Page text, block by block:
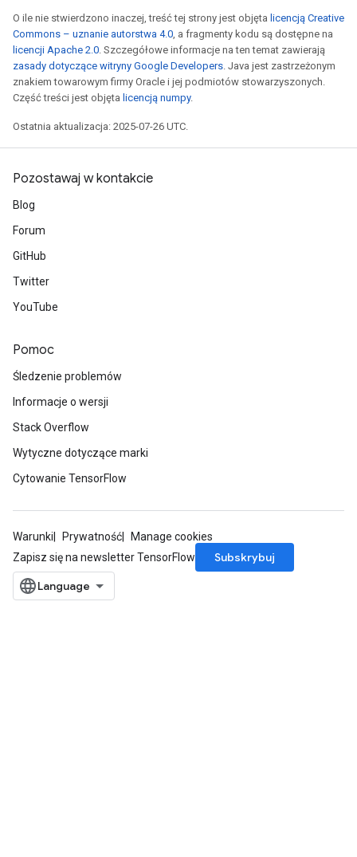
O ile nie stwierdzono inaczej, treść tej strony jest objęta licencją Creative
Commons – uznanie autorstwa 4.0, a fragmenty kodu są dostępne na
licencji Apache 2.0. Szczegółowe informacje na ten temat zawierają
zasady dotyczące witryny Google Developers. Java jest zastrzeżonym
znakiem towarowym firmy Oracle i jej podmiotów stowarzyszonych.
Część treści jest objęta licencją numpy.
Ostatnia aktualizacja: 2025-07-26 UTC.
Pozostawaj w kontakcie
Blog
Forum
GitHub
Twitter
YouTube
Pomoc
Śledzenie problemów
Informacje o wersji
Stack Overflow
Wytyczne dotyczące marki
Cytowanie TensorFlow
Warunki Prywatność
Manage cookies
Zapisz się na newsletter TensorFlow
Subskrybuj